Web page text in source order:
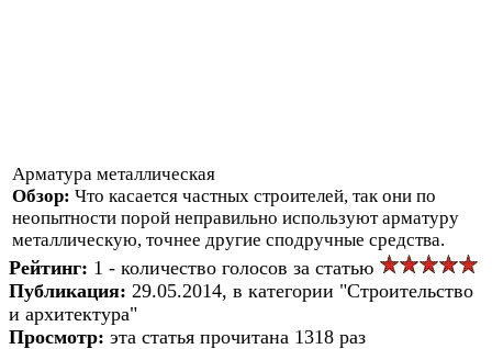
Арматура металлическая
Обзор: Что касается частных строителей, так они по
неопытности порой неправильно используют арматуру
металлическую, точнее другие сподручные средства.
Рейтинг: 1 - количество голосов за статью
Публикация: 29.05.2014, в категории "Строительство
и архитектура"
Просмотр: эта статья прочитана 1318 раз